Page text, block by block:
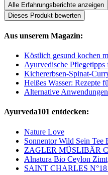
Alle Erfahrungsberichte anzeigen
Dieses Produkt bewerten
Aus unserem Magazin:
Köstlich gesund kochen
Ayurvedische
Kichererbsen-Spinat-
Heißes Wasser: Rezepte
Alternative
Ayurveda101 entdecken:
Nature Love
Sonnentor Wild Sein Tee
ZAGLER MÜSLIBÄR
Alnatura Bio Ceylon Zimt
SAINT CHARLES N°18